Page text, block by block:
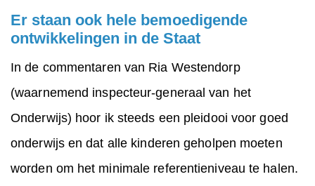
Er staan ook hele bemoedigende
ontwikkelingen in de Staat
In de commentaren van Ria Westendorp
(waarnemend inspecteur-generaal van het
Onderwijs) hoor ik steeds een pleidooi voor goed
onderwijs en dat alle kinderen geholpen moeten
worden om het minimale referentieniveau te halen.